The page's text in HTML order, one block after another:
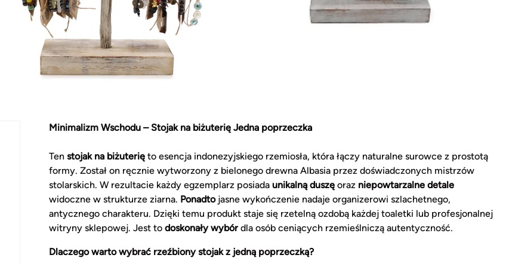
Minimalizm Wschodu – Stojak na biżuterię Jedna poprzeczka
Ten stojak na biżuterię to esencja indonezyjskiego rzemiosła, która łączy naturalne surowce z prostotą
formy. Został on ręcznie wytworzony z bielonego drewna Albasia przez doświadczonych mistrzów
stolarskich. W rezultacie każdy egzemplarz posiada unikalną duszę oraz niepowtarzalne detale
widoczne w strukturze ziarna. Ponadtojasne wykończenie nadaje organizerowi szlachetnego,
antycznego charakteru. Dzięki temu produkt staje się rzetelną ozdobą każdej toaletki lub profesjonalnej
witryny sklepowej. Jest to doskonały wybór dla osób ceniących rzemieślniczą autentyczność.
Dlaczego warto wybrać rzeźbiony stojak z jedną poprzeczką?